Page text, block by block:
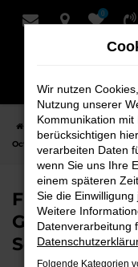
Zum
0
Startseite Syke
Octavia Gebrauchtwagen für
Finden Sie
Schmidt +
Wir nutzen
Nutzung unserer
Kommunikation
berücksichtigen
verarbeiten Daten
wenn Sie uns Ihre
einem späteren
Sie die
Weitere
Datenverarbeitung
Folgende Kategorien